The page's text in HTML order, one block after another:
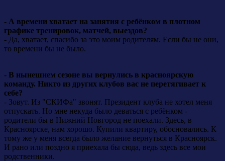
- А времени хватает на занятия с ребёнком в плотном
графике тренировок, матчей, выездов?
- Да, хватает, спасибо за это моим родителям. Если бы не они,
то времени бы не было.
- В нынешнем сезоне вы вернулись в красноярскую
команду. Никто из других клубов вас не перетягивает к
себе?
- Зовут. Из "СКИФа" звонят. Президент клуба не хотел меня
отпускать. Но мне некуда было деваться с ребёнком -
родители бы в Нижний Новгород не поехали. Здесь, в
Красноярске, нам хорошо. Купили квартиру, обосновались. К
тому же у меня всегда было желание вернуться в Красноярск.
И рано или поздно я приехала бы сюда, ведь здесь все мои
родственники.